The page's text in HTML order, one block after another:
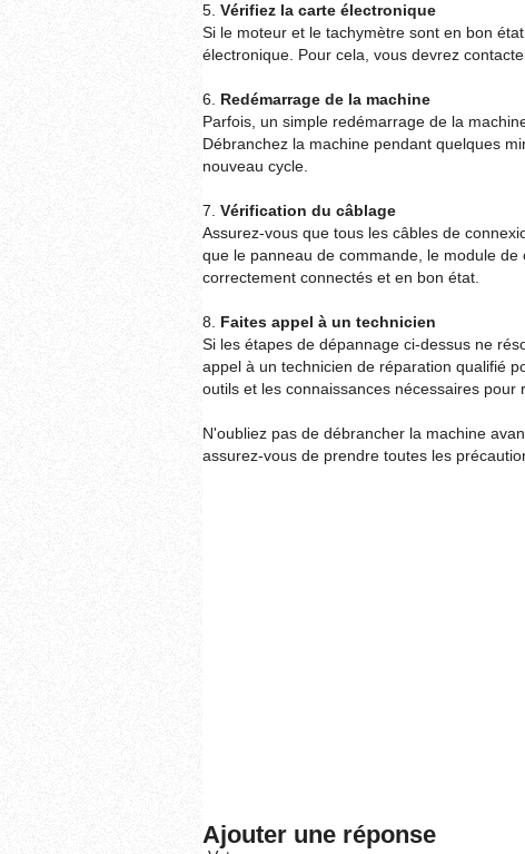
5. Vérifiez la carte électronique
Si le moteur et le tachymètre sont en bon
électronique. Pour cela, vous devrez
6. Redémarrage de la machine
Parfois, un simple redémarrage de la
Débranchez la machine pendant quelques
nouveau cycle.
7. Vérification du câblage
Assurez-vous que tous les câbles de
que le panneau de commande, le module
correctement connectés et en bon état.
8. Faites appel à un technicien
Si les étapes de dépannage ci-dessus ne
appel à un technicien de réparation qualifié
outils et les connaissances nécessaires
N'oubliez pas de débrancher la machine
assurez-vous de prendre toutes les
Ajouter une réponse